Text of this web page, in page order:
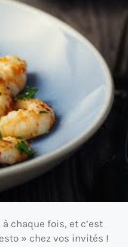
chaque fois, et c’est
» chez vos invités !